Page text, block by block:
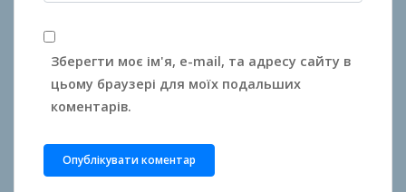
Зберегти моє ім'я, e-mail, та адресу сайту в
цьому браузері для моїх подальших
коментарів.